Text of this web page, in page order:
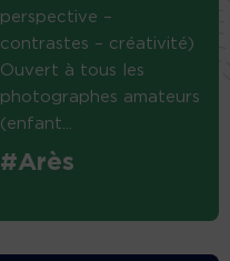
perspective –
contrastes – créativité)
Ouvert à tous les
photographes amateurs
(enfant...
#Arès